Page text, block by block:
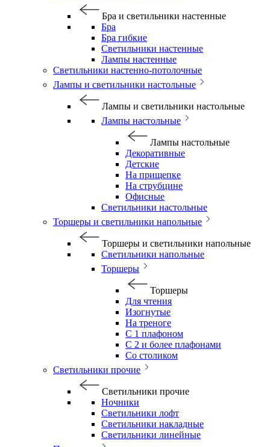
Бра и светильники настенные
Бра
Бра гибкие
Светильники настенные
Лампы настенные
Светильники настенно-потолочные
Лампы и светильники настольные
Лампы и светильники настольные
Лампы настольные
Лампы настольные
Декоративные
Детские
На прищепке
На струбцине
Офисные
Светильники настольные
Торшеры и светильники напольные
Торшеры и светильники напольные
Светильники напольные
Торшеры
Торшеры
Для чтения
Изогнутые
На треноге
С 1 плафоном
С 2 и более плафонами
Со столиком
Светильники прочие
Светильники прочие
Ночники
Светильники лофт
Светильники накладные
Светильники линейные